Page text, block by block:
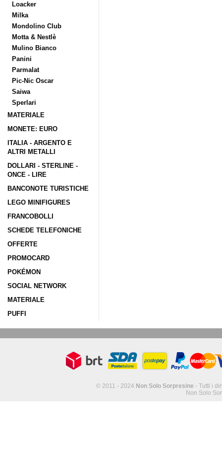
Loacker
Milka
Mondolino Club
Motta & Nestlè
Mulino Bianco
Panini
Parmalat
Pic-Nic Oscar
Saiwa
Sperlari
MATERIALE
MONETE: EURO
ITALIA - ARGENTO E
ALTRI METALLI
DOLLARI - STERLINE -
ONCE - LIRE
BANCONOTE TURISTICHE
LEGO MINIFIGURES
FRANCOBOLLI
SCHEDE TELEFONICHE
OFFERTE
PROMOCARD
POKÉMON
SOCIAL NETWORK
MATERIALE
PUFFI
© 2011 - 2024 Non Solo Sorpresine - Tutti i
Non Solo